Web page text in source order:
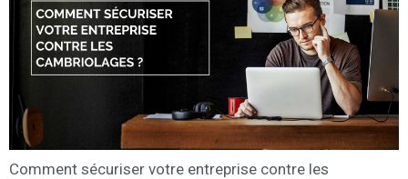
Comment sécuriser votre entreprise contre les